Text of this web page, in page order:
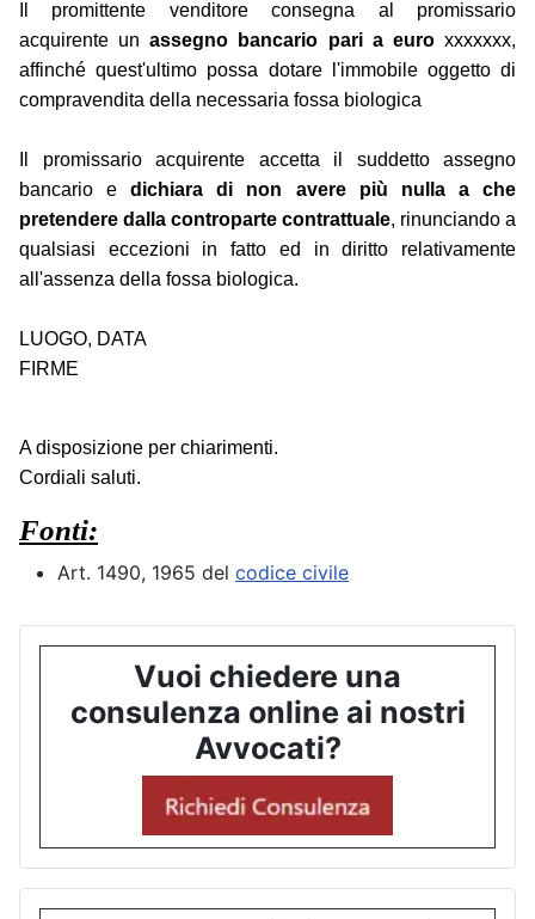
Il promittente venditore consegna al promissario
acquirente unassegno bancario pari a euroxxxxxxx,
affinché quest'ultimo possa dotare l'immobile oggetto di
compravendita della necessaria fossa biologica
Il promissario acquirente accetta il suddetto assegno
bancario edichiara di non avere più nulla a che
pretendere dalla controparte contrattuale, rinunciando a
qualsiasi eccezioni in fatto ed in diritto relativamente
all'assenza della fossa biologica.
LUOGO, DATA
FIRME
A disposizione per chiarimenti.
Cordiali saluti.
Fonti:
Art. 1490, 1965 del codice civile
Vuoi chiedere una
consulenza online ai nostri
Avvocati?